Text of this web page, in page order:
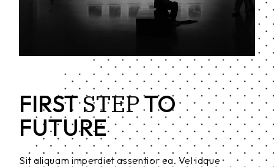
FIRSTSTEPTO
FUTURE
Sit aliquam imperdiet assentior ea. Vel idque